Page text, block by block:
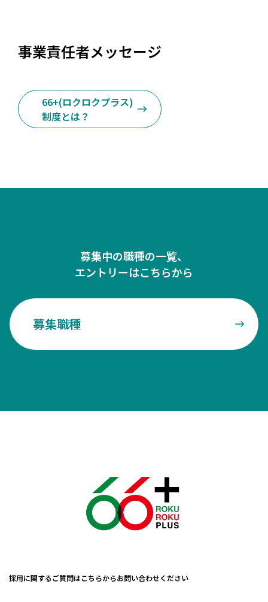
事業責任者メッセージ
66+(ロクロクプラス)
制度とは？
募集中の職種の一覧、
エントリーはこちらから
募集職種
採用に関するご質問はこちらからお問い合わせください